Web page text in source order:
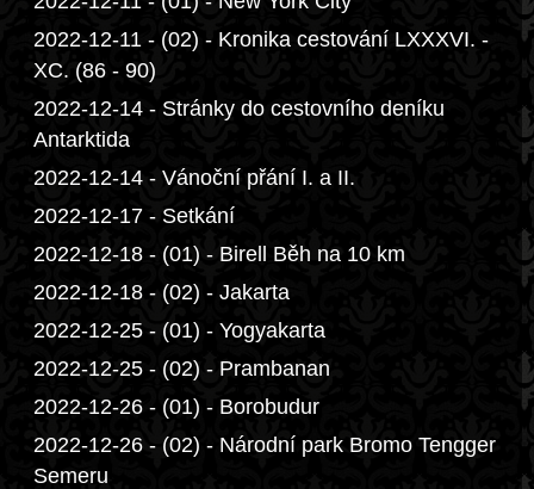
2022-12-11 - (02) - Kronika cestování LXXXVI. -
XC. (86 - 90)
2022-12-14 - Stránky do cestovního deníku
Antarktida
2022-12-14 - Vánoční přání I. a II.
2022-12-17 - Setkání
2022-12-18 - (01) - Birell Běh na 10 km
2022-12-18 - (02) - Jakarta
2022-12-25 - (01) - Yogyakarta
2022-12-25 - (02) - Prambanan
2022-12-26 - (01) - Borobudur
2022-12-26 - (02) - Národní park Bromo Tengger
Semeru